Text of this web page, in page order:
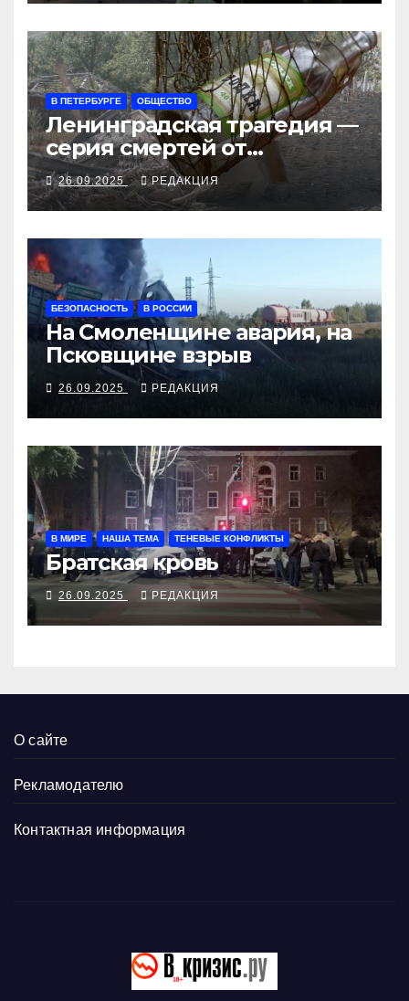
В ПЕТЕРБУРГЕ ОБЩЕСТВО
Ленинградская трагедия —
серия смертей от
алкосуррогата
26.09.2025 РЕДАКЦИЯ
БЕЗОПАСНОСТЬ В РОССИИ
На Смоленщине авария, на
Псковщине взрыв
26.09.2025 РЕДАКЦИЯ
В МИРЕ НАША ТЕМА ТЕНЕВЫЕ КОНФЛИКТЫ
Братская кровь
26.09.2025 РЕДАКЦИЯ
О сайте
Рекламодателю
Контактная информация